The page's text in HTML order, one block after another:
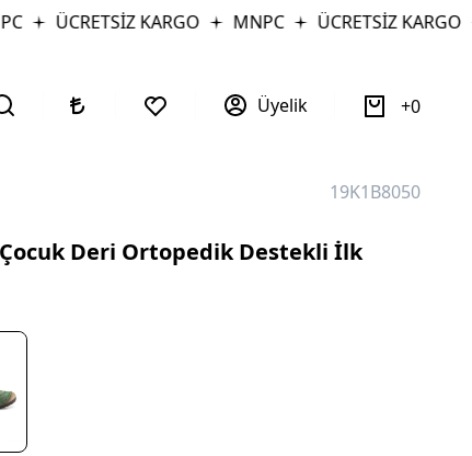
ÜCRETSİZ KARGO MNPC ÜCRETSİZ KARGO
Üyelik 0
19K1B8050
Deri Ortopedik Destekli İlk